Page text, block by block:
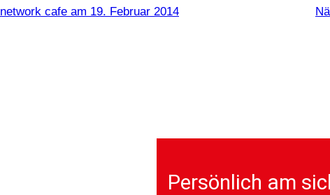
cafe am 19. Februar 2014
Persönlich am